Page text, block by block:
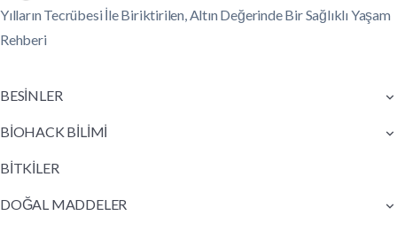
Yılların Tecrübesi İle Biriktirilen, Altın Değerinde Bir Sağlıklı Yaşam
Rehberi
BESİNLER
BİOHACK BİLİMİ
BİTKİLER
DOĞAL MADDELER